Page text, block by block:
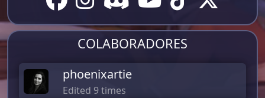
COLABORADORES
phoenixartie
Edited 9 times